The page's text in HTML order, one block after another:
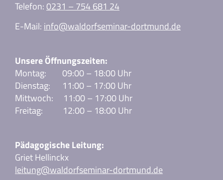
Telefon:0231 – 754 681 24
E-Mail: info@waldorfseminar-dortmund.de
Unsere Öffnungszeiten:
Montag: 09:00 – 18:00 Uhr
Dienstag: 11:00 – 17:00 Uhr
Mittwoch: 11:00 – 17:00 Uhr
Freitag: 12:00 – 18:00 Uhr
Pädagogische Leitung:
Griet Hellinckx
leitung@waldorfseminar-dortmund.de